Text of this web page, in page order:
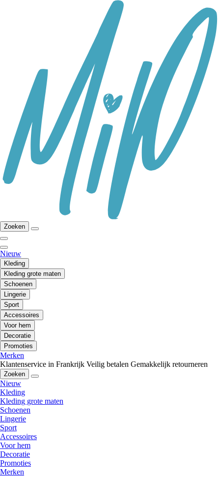
Zoeken
Nieuw
Kleding
Kleding grote maten
Schoenen
Lingerie
Sport
Accessoires
Voor hem
Decoratie
Promoties
Merken
Klantenservice in Frankrijk Veilig betalen Gemakkelijk retourneren
Zoeken
Nieuw
Kleding
Kleding grote maten
Schoenen
Lingerie
Sport
Accessoires
Voor hem
Decoratie
Promoties
Merken